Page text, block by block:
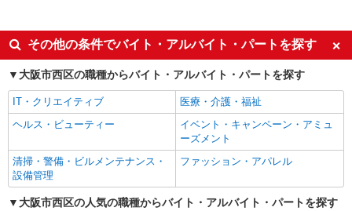
同じ特徴から九条(大阪メトロ)駅の求人を探す
ミドル（40代～）活躍中
エルダー（50代～）活躍中
昇給あり
フルタイム歓迎
オープニングスタッフ
禁煙・分煙
交通費支給
社会保険あり
産休・育休取得実績あり
退職金・財形貯蓄制度あり
昼
その他の条件でバイト・アルバイト・パートを探す
大阪市西区の職種からバイト・アルバイト・パートを探す
IT・クリエイティブ
医療・介護・福祉
ヘルス・ビューティー
イベント・キャンペーン・アミュ
ーズメント
清掃・警備・ビルメンテナンス・
設備管理
ファッション・アパレル
大阪市西区の人気の職種からバイト・アルバイト・パートを探す